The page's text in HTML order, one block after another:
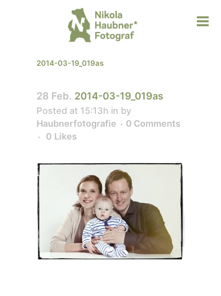
2014-03-19_019as
28 Feb. 2014-03-19_019as
Posted at 15:13h in by
Haubnerfotografie
0 Comments
0 Likes